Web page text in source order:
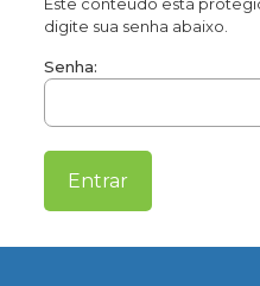
digite sua senha abaixo.
Senha: